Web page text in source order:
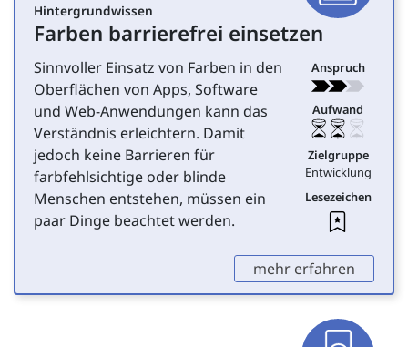
Hintergrundwissen
für Entwicklung
Farben barrierefrei einsetzen
Sinnvoller Einsatz von Farben in den
Oberflächen von Apps, Software
und Web-Anwendungen kann das
Verständnis erleichtern. Damit
jedoch keine Barrieren für
farbfehlsichtige oder blinde
Menschen entstehen, müssen ein
paar Dinge beachtet werden.
Anspruch
Aufwand
Zielgruppe
Entwicklung
Lesezeichen
,mehr erfahren
App